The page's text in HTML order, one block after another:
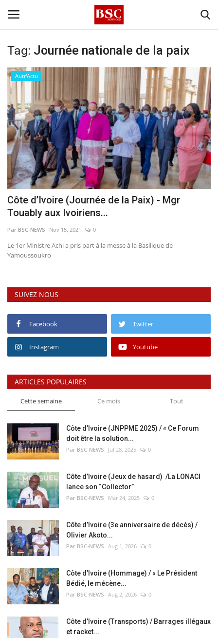
Accueil
Contact
A propos
Signature
Témoignage
Business
Culture
Sport
Autr'Actu
Tag: Journée nationale de la paix
Autr'Actu
Côte d’Ivoire (Journée de la Paix) - Mgr
Touably aux Ivoiriens...
Par BSC-NEWS Nov 15, 2021 0
Le 1er Ministre Achi a pris part à la messe à la Basilique de
Yamoussoukro
SUIVEZ NOUS
Facebook Twitter
Instagram Youtube
ARTICLES POPULAIRES
Cette semaine Ce mois Tout
Côte d’Ivoire (JNPPME 2025) / « Ce Forum
doit être la solution...
Par BSC-NEWS Jul 28, 2025 0
Côte d’Ivoire (Jeux de hasard) /La LONACI
lance son “Collector”
Par BSC-NEWS Mar 24, 2025 0
Côte d’Ivoire (3e anniversaire de décès) /
Olivier Akoto...
Par BSC-NEWS Aug 1, 2026 0
Côte d’Ivoire (Hommage) / « Le Président
Bédié, le mécène...
Par BSC-NEWS Aug 2, 2026 0
Côte d’Ivoire (Transports) / Barrages illégaux
et racket...